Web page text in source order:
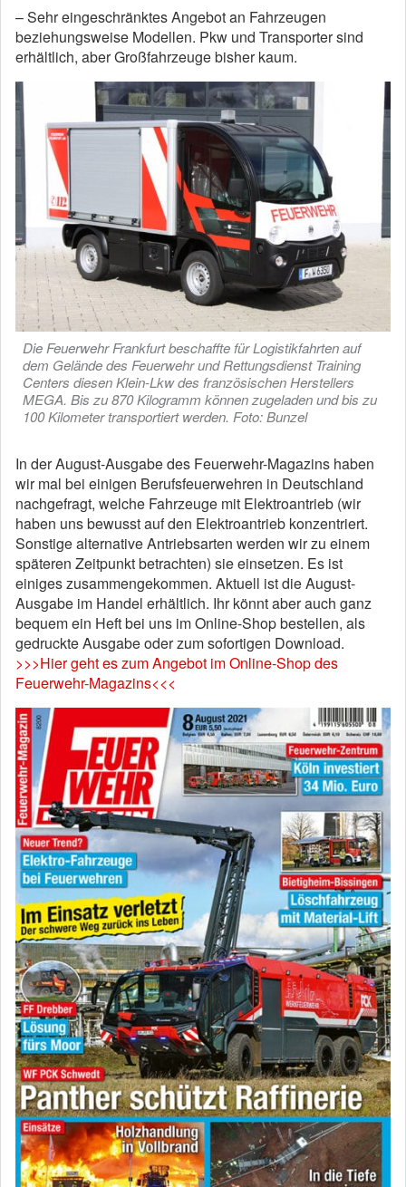
– Sehr eingeschränktes Angebot an Fahrzeugen
beziehungsweise Modellen. Pkw und Transporter sind
erhältlich, aber Großfahrzeuge bisher kaum.
Die Feuerwehr Frankfurt beschaffte für Logistikfahrten auf
dem Gelände des Feuerwehr und Rettungsdienst Training
Centers diesen Klein-Lkw des französischen Herstellers
MEGA. Bis zu 870 Kilogramm können zugeladen und bis zu
100 Kilometer transportiert werden. Foto: Bunzel
In der August-Ausgabe des Feuerwehr-Magazins haben
wir mal bei einigen Berufsfeuerwehren in Deutschland
nachgefragt, welche Fahrzeuge mit Elektroantrieb (wir
haben uns bewusst auf den Elektroantrieb konzentriert.
Sonstige alternative Antriebsarten werden wir zu einem
späteren Zeitpunkt betrachten) sie einsetzen. Es ist
einiges zusammengekommen. Aktuell ist die August-
Ausgabe im Handel erhältlich. Ihr könnt aber auch ganz
bequem ein Heft bei uns im Online-Shop bestellen, als
gedruckte Ausgabe oder zum sofortigen Download.
>>>Hier geht es zum Angebot im Online-Shop des
Feuerwehr-Magazins<<<